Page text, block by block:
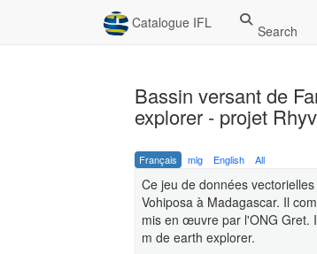
Catalogue IFL Search
Bassin versant de
explorer - projet
Français mlg English All
Ce jeu de données
Vohiposa à Madagascar. Il
mis en œuvre par l'ONG Gret.
m de earth explorer.